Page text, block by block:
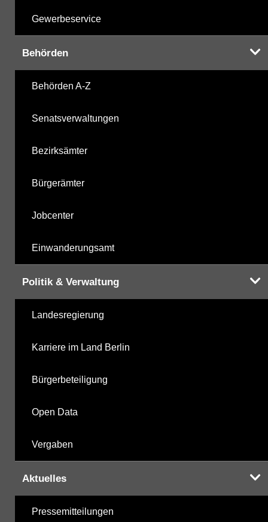
Gewerbeservice
Behörden
Behörden A-Z
Senatsverwaltungen
Bezirksämter
Bürgerämter
Jobcenter
Einwanderungsamt
Politik & Verwaltung
Landesregierung
Karriere im Land Berlin
Bürgerbeteiligung
Open Data
Vergaben
Aktuelles
Pressemitteilungen